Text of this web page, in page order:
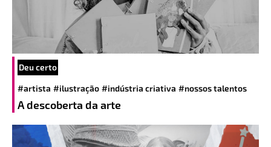
Deu certo
#artista #ilustração #indústria criativa #nossos talentos
A descoberta da arte